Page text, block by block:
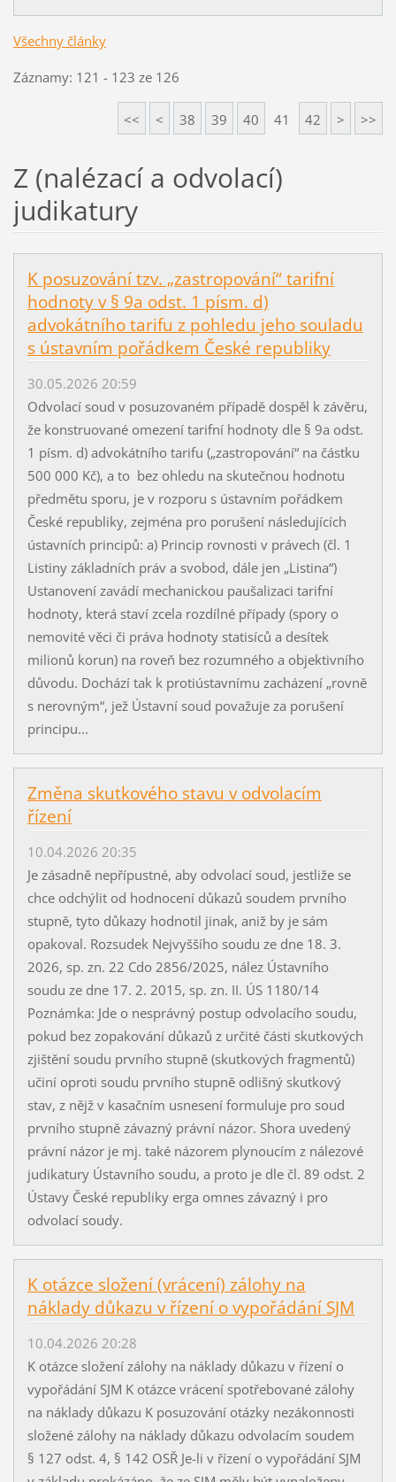
Všechny články
Záznamy: 121 - 123 ze 126
<< < 38 39 40 41 42 > >>
Z (nalézací a odvolací)
judikatury
K posuzování tzv. „zastropování“ tarifní
hodnoty v § 9a odst. 1 písm. d)
advokátního tarifu z pohledu jeho souladu
s ústavním pořádkem České republiky
30.05.2026 20:59
Odvolací soud v posuzovaném případě dospěl k závěru,
že konstruované omezení tarifní hodnoty dle § 9a odst.
1 písm. d) advokátního tarifu („zastropování“ na částku
500 000 Kč), a to bez ohledu na skutečnou hodnotu
předmětu sporu, je v rozporu s ústavním pořádkem
České republiky, zejména pro porušení následujících
ústavních principů: a) Princip rovnosti v právech (čl. 1
Listiny základních práv a svobod, dále jen „Listina“)
Ustanovení zavádí mechanickou paušalizaci tarifní
hodnoty, která staví zcela rozdílné případy (spory o
nemovité věci či práva hodnoty statisíců a desítek
milionů korun) na roveň bez rozumného a objektivního
důvodu. Dochází tak k protiústavnímu zacházení „rovně
s nerovným“, jež Ústavní soud považuje za porušení
principu...
Změna skutkového stavu v odvolacím
řízení
10.04.2026 20:35
Je zásadně nepřípustné, aby odvolací soud, jestliže se
chce odchýlit od hodnocení důkazů soudem prvního
stupně, tyto důkazy hodnotil jinak, aniž by je sám
opakoval. Rozsudek Nejvyššího soudu ze dne 18. 3.
2026, sp. zn. 22 Cdo 2856/2025, nález Ústavního
soudu ze dne 17. 2. 2015, sp. zn. II. ÚS 1180/14
Poznámka: Jde o nesprávný postup odvolacího soudu,
pokud bez zopakování důkazů z určité části skutkových
zjištění soudu prvního stupně (skutkových fragmentů)
učiní oproti soudu prvního stupně odlišný skutkový
stav, z nějž v kasačním usnesení formuluje pro soud
prvního stupně závazný právní názor. Shora uvedený
právní názor je mj. také názorem plynoucím z nálezové
judikatury Ústavního soudu, a proto je dle čl. 89 odst. 2
Ústavy České republiky erga omnes závazný i pro
odvolací soudy.
K otázce složení (vrácení) zálohy na
náklady důkazu v řízení o vypořádání SJM
10.04.2026 20:28
K otázce složení zálohy na náklady důkazu v řízení o
vypořádání SJM K otázce vrácení spotřebované zálohy
na náklady důkazu K posuzování otázky nezákonnosti
složené zálohy na náklady důkazu odvolacím soudem
§ 127 odst. 4, § 142 OSŘ Je-li v řízení o vypořádání SJM